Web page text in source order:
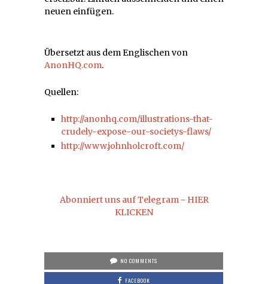
neuen einfügen.
Übersetzt aus dem Englischen von
AnonHQ.com.
Quellen:
http://anonhq.com/illustrations-that-
crudely-expose-our-societys-flaws/
http://www.johnholcroft.com/
Abonniert uns auf Telegram - HIER
KLICKEN
NO COMMENTS
FACEBOOK